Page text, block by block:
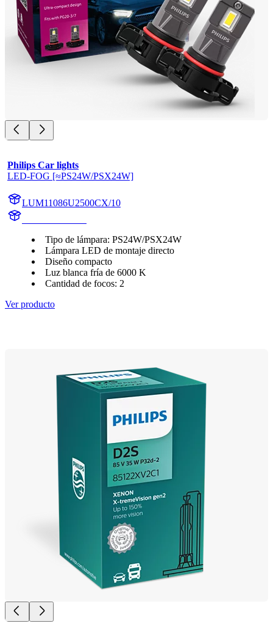
Philips Car lights
LED-FOG [≈PS24W/PSX24W]
LUM11086U2500CX/10
Tipo de lámpara: PS24W/PSX24W
Lámpara LED de montaje directo
Diseño compacto
Luz blanca fría de 6000 K
Cantidad de focos: 2
Ver producto